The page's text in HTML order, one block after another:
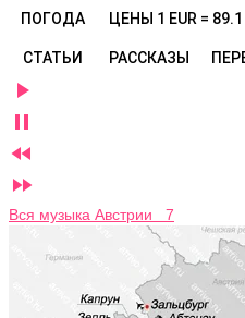
ПОГОДА ЦЕНЫ 1 EUR = 89.1
СТАТЬИ РАССКАЗЫ




Вся музыка Австрии 7